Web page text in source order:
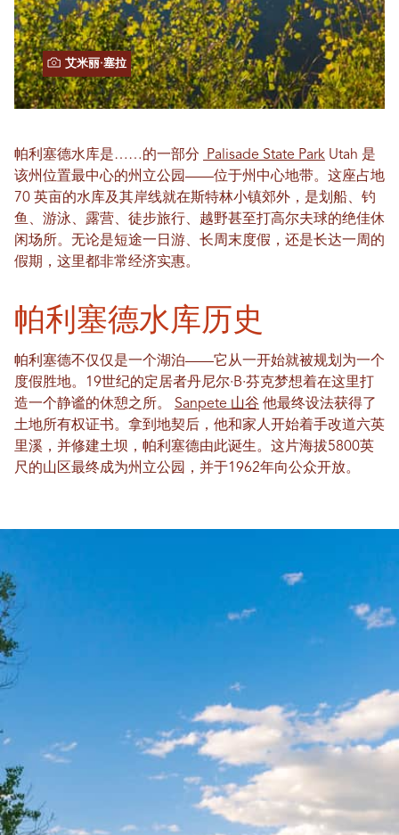
艾米丽·塞拉
帕利塞德水库是……的一部分 Palisade State Park Utah 是
该州位置最中心的州立公园——位​​于州中心地带。这座占地
70 英亩的水库及其岸线就在斯特林小镇郊外，是划船、钓
鱼、游泳、露营、徒步旅行、越野甚至打高尔夫球的绝佳休
闲场所。无论是短途一日游、长周末度假，还是长达一周的
假期，这里都非常经济实惠。
帕利塞德水库历史
帕利塞德不仅仅是一个湖泊——它从一开始就被规划为一个
度假胜地。19世纪的定居者丹尼尔·B·芬克梦想着在这里打
造一个静谧的休憩之所。 Sanpete 山谷 他最终设法获得了
土地所有权证书。拿到地契后，他和家人开始着手改道六英
里溪，并修建土坝，帕利塞德由此诞生。这片海拔5800英
尺的山区最终成为州立公园，并于1962年向公众开放。